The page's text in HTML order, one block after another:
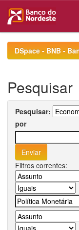
navigationDSpace - BNB -
Pesquisar
Pesquisar:
por
Filtros correntes: